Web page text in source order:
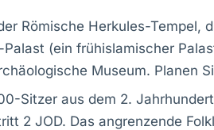
Römische Herkules-Tempel,
(ein frühislamischer
Museum. Planen
Sitzer aus dem 2.
2 JOD. Das angrenzende